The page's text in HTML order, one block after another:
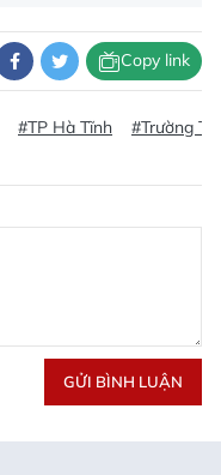
Copy link
#TP Hà Tĩnh #Trường
GỬI BÌNH LUẬN